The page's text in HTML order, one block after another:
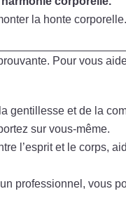
la honte corporelle.
Pour vous
gentillesse et de la
sur vous-même.
l’esprit et le corps,
professionnel, vous